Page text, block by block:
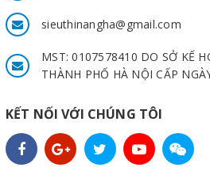
sieuthinangha@gmail.com
MST: 0107578410 DO SỞ KẾ
THÀNH PHỐ HÀ NỘI CẤP
KẾT NỐI VỚI CHÚNG TÔI